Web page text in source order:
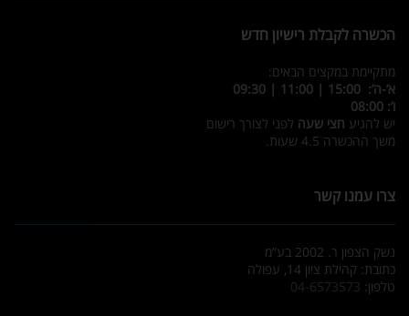
הכשרה לקבלת רישיון חדש
מתקיימת במקצים הבאים:
א’-ה’: 15:00 | 11:00 | 09:30
ו’: 08:00
יש להגיע חצי שעה לפני לצורך רישום
משך ההכשרה 4.5 שעות.
צרו עמנו קשר
נשק הצפון ר. 2002 בע”מ
כתובת: קהילת ציון 14, עפולה
טלפון: 04-6573573